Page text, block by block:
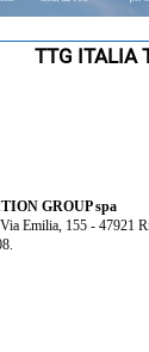
TTG ITALIA
GROUP spa
Emilia, 155 - 47921